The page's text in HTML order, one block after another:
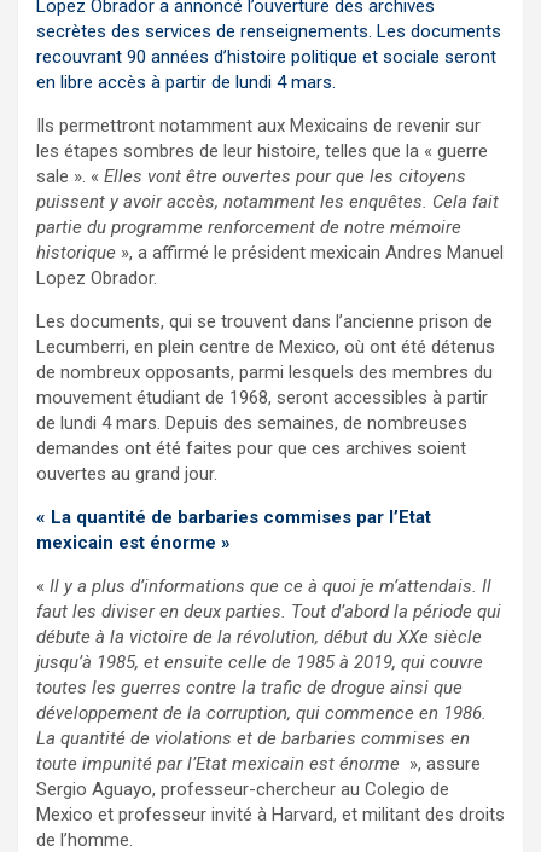
Lopez Obrador a annoncé l’ouverture des archives
secrètes des services de renseignements. Les documents
recouvrant 90 années d’histoire politique et sociale seront
en libre accès à partir de lundi 4 mars.
Ils permettront notamment aux Mexicains de revenir sur
les étapes sombres de leur histoire, telles que la « guerre
sale ». « Elles vont être ouvertes pour que les citoyens
puissent y avoir accès, notamment les enquêtes. Cela fait
partie du programme renforcement de notre mémoire
historique », a affirmé le président mexicain Andres Manuel
Lopez Obrador.
Les documents, qui se trouvent dans l’ancienne prison de
Lecumberri, en plein centre de Mexico, où ont été détenus
de nombreux opposants, parmi lesquels des membres du
mouvement étudiant de 1968, seront accessibles à partir
de lundi 4 mars. Depuis des semaines, de nombreuses
demandes ont été faites pour que ces archives soient
ouvertes au grand jour.
« La quantité de barbaries commises par l’Etat
mexicain est énorme »
« Il y a plus d’informations que ce à quoi je m’attendais. Il
faut les diviser en deux parties. Tout d’abord la période qui
débute à la victoire de la révolution, début du XXe siècle
jusqu’à 1985, et ensuite celle de 1985 à 2019, qui couvre
toutes les guerres contre la trafic de drogue ainsi que
développement de la corruption, qui commence en 1986.
La quantité de violations et de barbaries commises en
toute impunité par l’Etat mexicain est énorme », assure
Sergio Aguayo, professeur-chercheur au Colegio de
Mexico et professeur invité à Harvard, et militant des droits
de l’homme.